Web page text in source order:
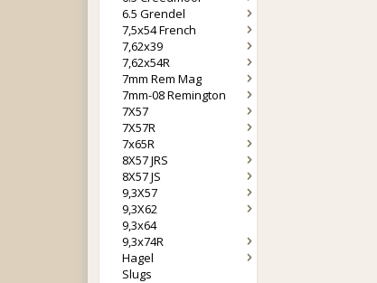
6.5 Grendel
7,5x54 French
7,62x39
7,62x54R
7mm Rem Mag
7mm-08 Remington
7X57
7X57R
7x65R
8X57 JRS
8X57 JS
9,3X57
9,3X62
9,3x64
9,3x74R
Hagel
Slugs